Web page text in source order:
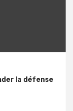
la défense